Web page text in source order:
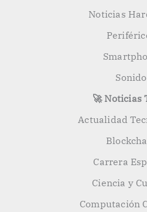
Noticias
Sonido
🚀 Noticias
Actualidad
Carrera
Ciencia y
Computación